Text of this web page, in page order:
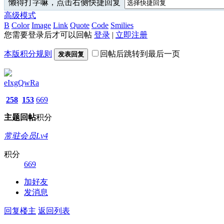
懒得打字嘛，点击右侧快捷回复
高级模式
B Color Image Link Quote Code Smilies
您需要登录后才可以回帖 登录 | 立即注册
本版积分规则 发表回复 回帖后跳转到最后一页
eIxgQwRa
258
主题
153
回帖
669
积分
常驻会员Lv4
积分
669
加好友
发消息
回复楼主 返回列表